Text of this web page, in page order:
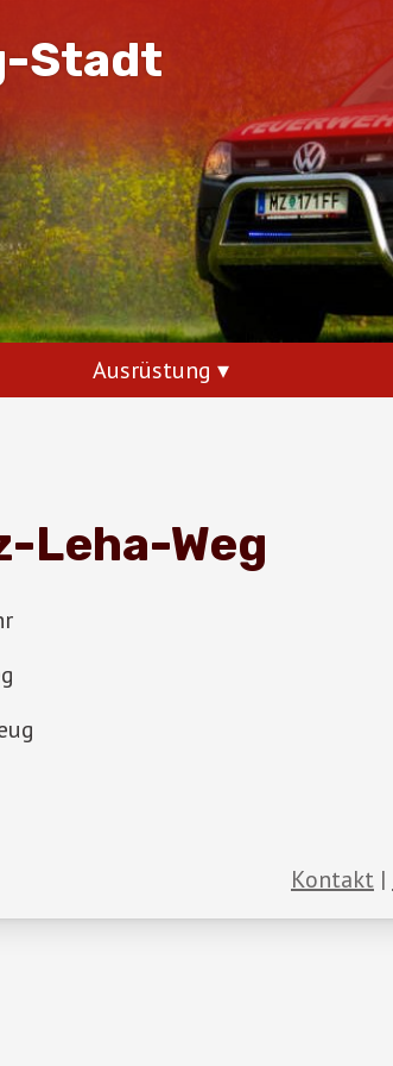
Stadt
Ausrüstung
Leha-Weg
Kontakt